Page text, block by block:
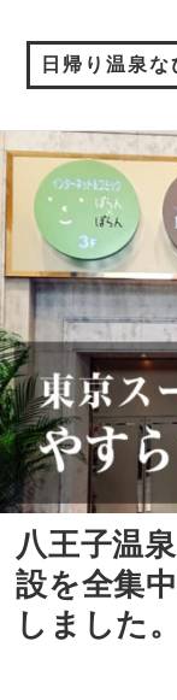
日帰り温泉な
八王子温
設を全集
しました。